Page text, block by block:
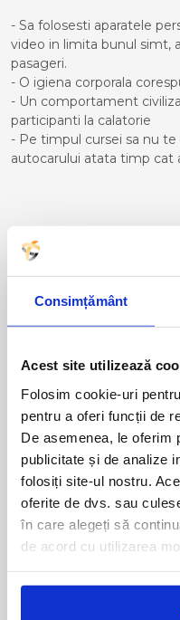
Consimțământ
Acest site utilizează
Folosim cookie-uri
pentru a oferi funcții de
De asemenea, le oferim
publicitate și de analize
folosiți site-ul nostru.
oferite de dvs. sau
în care alegeți să
de acord cu utilizarea
- Sa folosesti aparatele
video in limita bunul simt,
pasageri.
- O igiena corporala
- Un comportament
participanti la calatorie
- Pe timpul cursei sa nu
autocarului atata timp cat
Curse din
CORDOBA:
ACAS
ADJUD
ALBA IULIA
ALEXANDRIA
ARAD
BACAU
BAIA MARE
BAILE HERCULANE
BAILESTI
BALS-IS
BALS-OT
BARCA
BECHET